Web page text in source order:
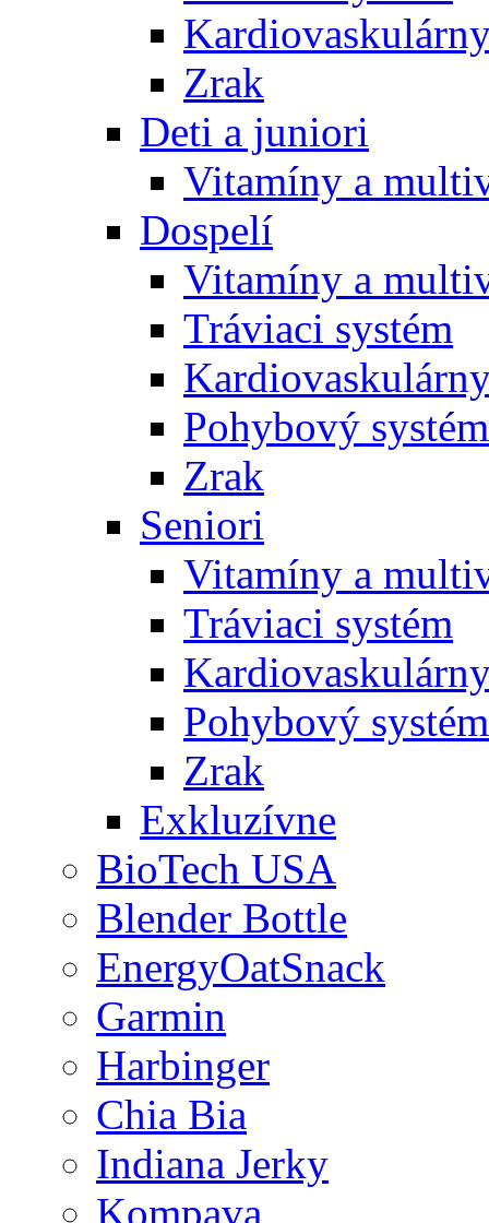
Zrak
Deti a juniori
Vitamíny a
Dospelí
Vitamíny a
Tráviaci systém
Pohybový systém
Zrak
Seniori
Vitamíny a
Tráviaci systém
Pohybový systém
Zrak
Exkluzívne
BioTech USA
Blender Bottle
EnergyOatSnack
Garmin
Harbinger
Chia Bia
Indiana Jerky
Kompava